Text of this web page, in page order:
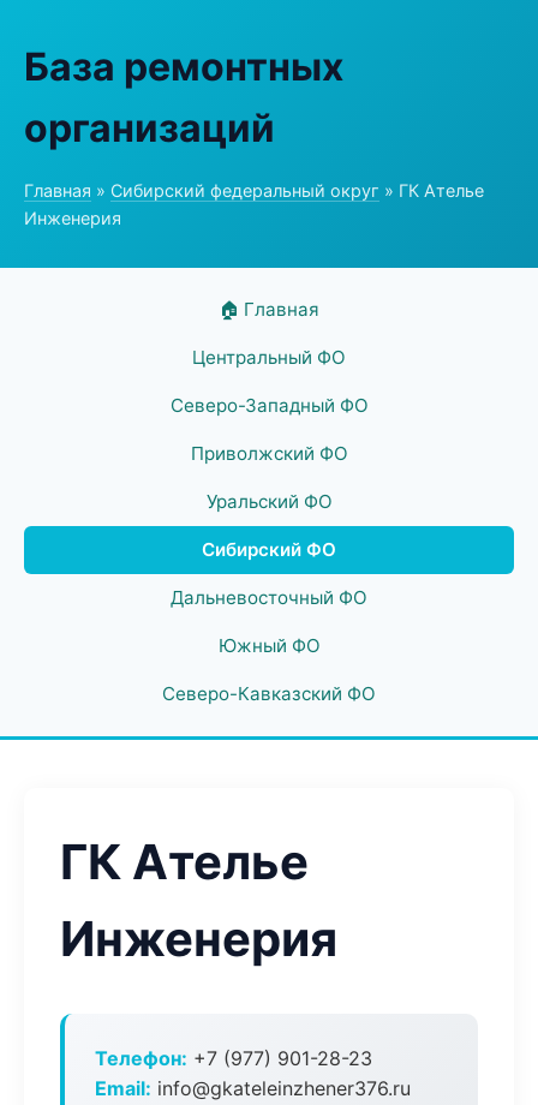
База ремонтных
организаций
Главная » Сибирский федеральный округ » ГК Ателье
Инженерия
🏠 Главная
Центральный ФО
Северо-Западный ФО
Приволжский ФО
Уральский ФО
Сибирский ФО
Дальневосточный ФО
Южный ФО
Северо-Кавказский ФО
ГК Ателье
Инженерия
Телефон: +7 (977) 901-28-23
Email: info@gkateleinzhener376.ru